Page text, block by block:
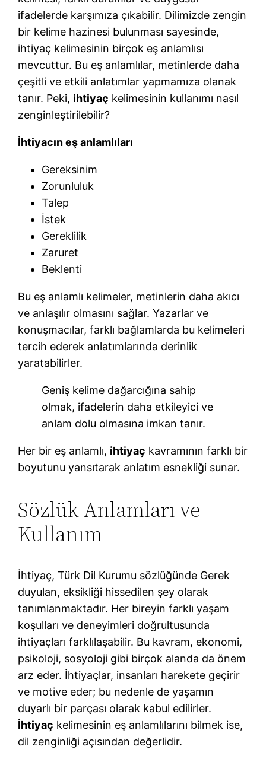
ifadelerde karşımıza çıkabilir. Dilimizde zengin
bir kelime hazinesi bulunması sayesinde,
ihtiyaç kelimesinin birçok eş anlamlısı
mevcuttur. Bu eş anlamlılar, metinlerde daha
çeşitli ve etkili anlatımlar yapmamıza olanak
tanır. Peki, ihtiyaç kelimesinin kullanımı nasıl
zenginleştirilebilir?
İhtiyacın eş anlamlıları
Gereksinim
Zorunluluk
Talep
İstek
Gereklilik
Zaruret
Beklenti
Bu eş anlamlı kelimeler, metinlerin daha akıcı
ve anlaşılır olmasını sağlar. Yazarlar ve
konuşmacılar, farklı bağlamlarda bu kelimeleri
tercih ederek anlatımlarında derinlik
yaratabilirler.
Geniş kelime dağarcığına sahip
olmak, ifadelerin daha etkileyici ve
anlam dolu olmasına imkan tanır.
Her bir eş anlamlı, ihtiyaç kavramının farklı bir
boyutunu yansıtarak anlatım esnekliği sunar.
Sözlük Anlamları ve
Kullanım
İhtiyaç, Türk Dil Kurumu sözlüğünde Gerek
duyulan, eksikliği hissedilen şey olarak
tanımlanmaktadır. Her bireyin farklı yaşam
koşulları ve deneyimleri doğrultusunda
ihtiyaçları farklılaşabilir. Bu kavram, ekonomi,
psikoloji, sosyoloji gibi birçok alanda da önem
arz eder. İhtiyaçlar, insanları harekete geçirir
ve motive eder; bu nedenle de yaşamın
duyarlı bir parçası olarak kabul edilirler.
İhtiyaç kelimesinin eş anlamlılarını bilmek ise,
dil zenginliği açısından değerlidir.